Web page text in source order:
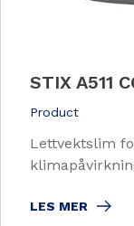
STIX A511
Product
Lettvektslim
LES MER